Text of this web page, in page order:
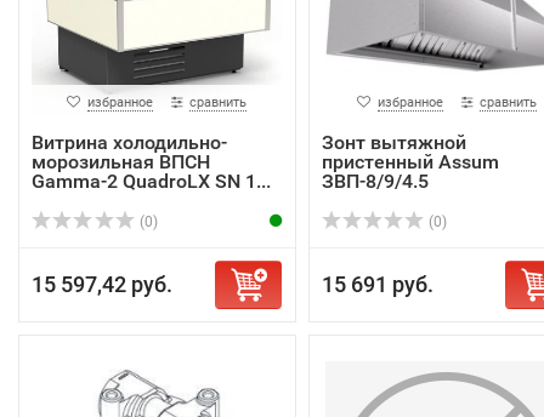
избранное сравнить
Витрина холодильно-
морозильная ВПСН
Gamma-2 QuadroLX SN 1...
(0)
15 597,42 руб.
избранное сравнить
Зонт вытяжной
пристенный Assum
ЗВП-8/9/4.5
(0)
15 691 руб.